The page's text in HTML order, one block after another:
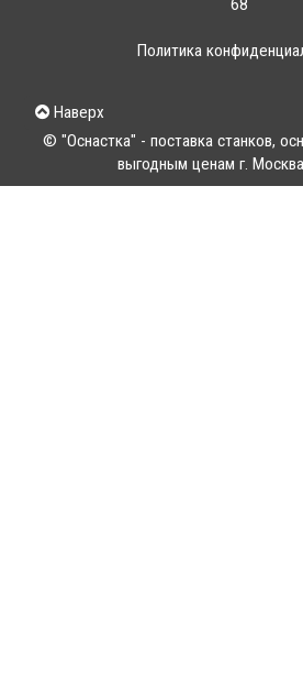
68
Политика
Наверх
© "Оснастка" - поставка станков,
выгодным ценам г.